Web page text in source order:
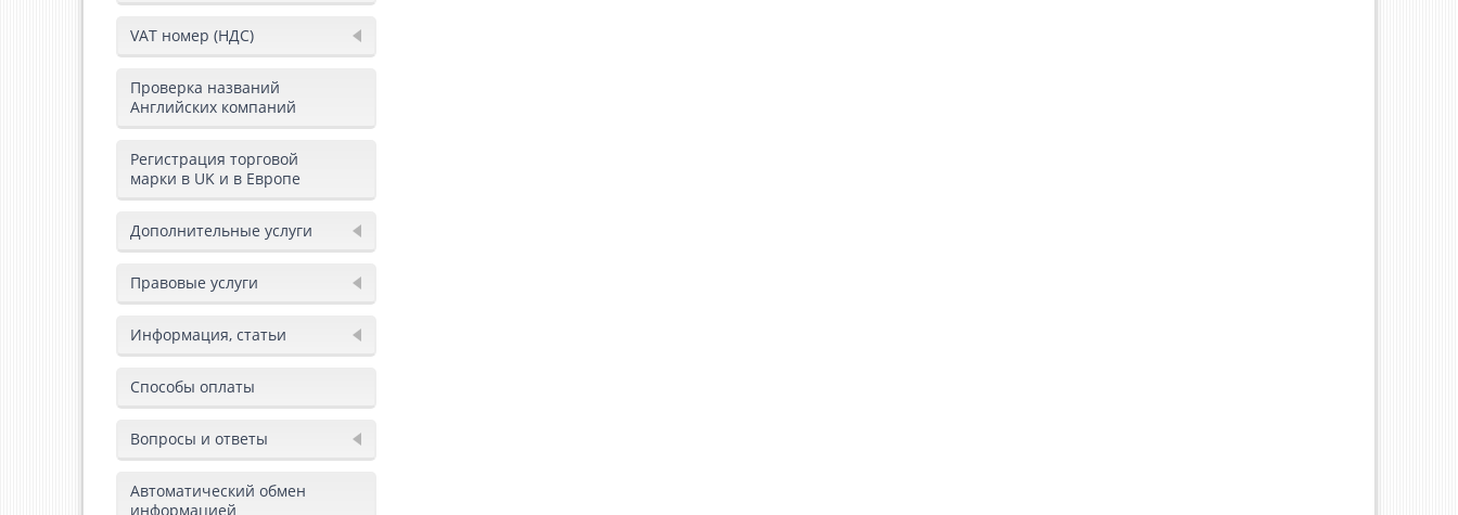
VAT номер (НДС)
Проверка названий
Английских компаний
Регистрация торговой
марки в UK и в Европе
Дополнительные услуги
Правовые услуги
Информация, статьи
Способы оплаты
Вопросы и ответы
Автоматический обмен
информацией